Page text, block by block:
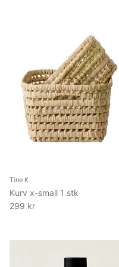
Tine K
Kurv x-small 1 stk
299 kr